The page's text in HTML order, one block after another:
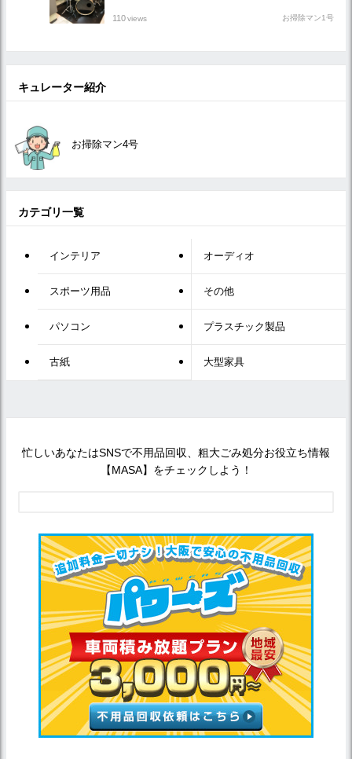
110views お掃除マン1号
キュレーター紹介
お掃除マン4号
カテゴリ一覧
インテリア オーディオ
スポーツ用品 その他
パソコン プラスチック製品
古紙 大型家具
忙しいあなたはSNSで不用品回収、粗大ごみ処分お役立ち情報
【MASA】をチェックしよう！